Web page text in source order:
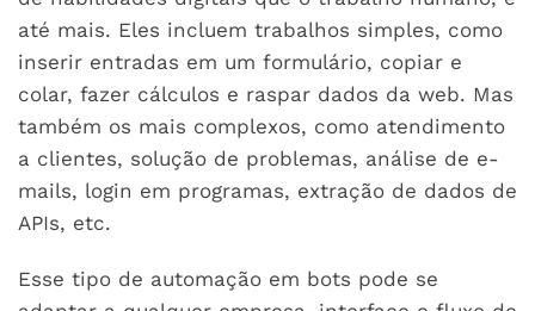
até mais. Eles incluem trabalhos simples, como
inserir entradas em um formulário, copiar e
colar, fazer cálculos e raspar dados da web. Mas
também os mais complexos, como atendimento
a clientes, solução de problemas, análise de e-
mails, login em programas, extração de dados de
APIs, etc.
Esse tipo de automação em bots pode se